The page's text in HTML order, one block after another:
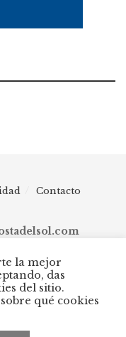
Contacto
Málaga capital hasta
Fuengirola,
Estepona y Casares.
la mejor
das
del sitio.
qué cookies